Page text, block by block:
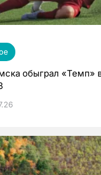
обыграл «Темп»